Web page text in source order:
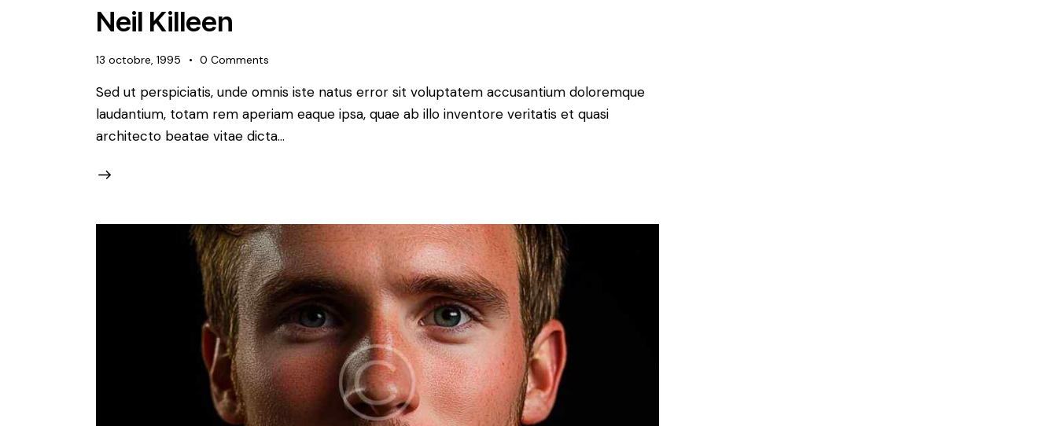
Neil Killeen
13 octobre, 1995 0 Comments
Sed ut perspiciatis, unde omnis iste natus error sit voluptatem accusantium doloremque
laudantium, totam rem aperiam eaque ipsa, quae ab illo inventore veritatis et quasi
architecto beatae vitae dicta…